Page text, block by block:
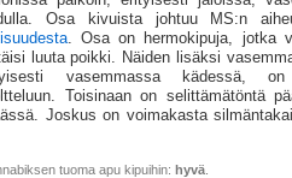
Osa kivuista johtuu MS:n
. Osa on hermo­kipuja, jotka
luuta poikki. Näiden lisäksi
vasemmassa kädessä,
Toisinaan on selittämätöntä
Joskus on voimakasta
tuoma apu kipuihin: hyvä.